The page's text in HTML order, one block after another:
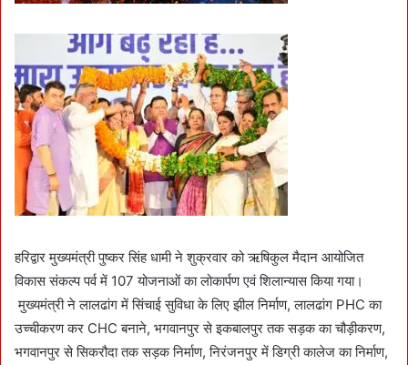
हरिद्वार मुख्यमंत्री पुष्कर सिंह धामी ने शुक्रवार को ऋषिकुल मैदान आयोजित
विकास संकल्प पर्व में 107 योजनाओं का लोकार्पण एवं शिलान्यास किया गया।
मुख्यमंत्री ने लालढांग में सिंचाई सुविधा के लिए झील निर्माण, लालढांग PHC का
उच्चीकरण कर CHC बनाने, भगवानपुर से इकबालपुर तक सड़क का चौड़ीकरण,
भगवानपुर से सिकरौदा तक सड़क निर्माण, निरंजनपुर में डिग्री कालेज का निर्माण,